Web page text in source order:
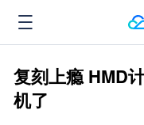
复刻上瘾 HMD
机了